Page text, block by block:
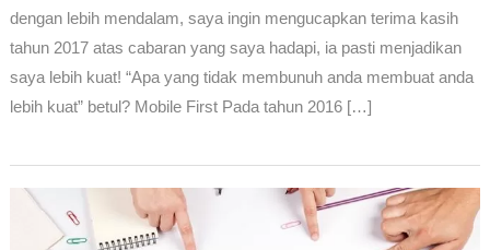
dengan lebih mendalam, saya ingin mengucapkan terima kasih
tahun 2017 atas cabaran yang saya hadapi, ia pasti menjadikan
saya lebih kuat! “Apa yang tidak membunuh anda membuat anda
lebih kuat” betul? Mobile First Pada tahun 2016 […]